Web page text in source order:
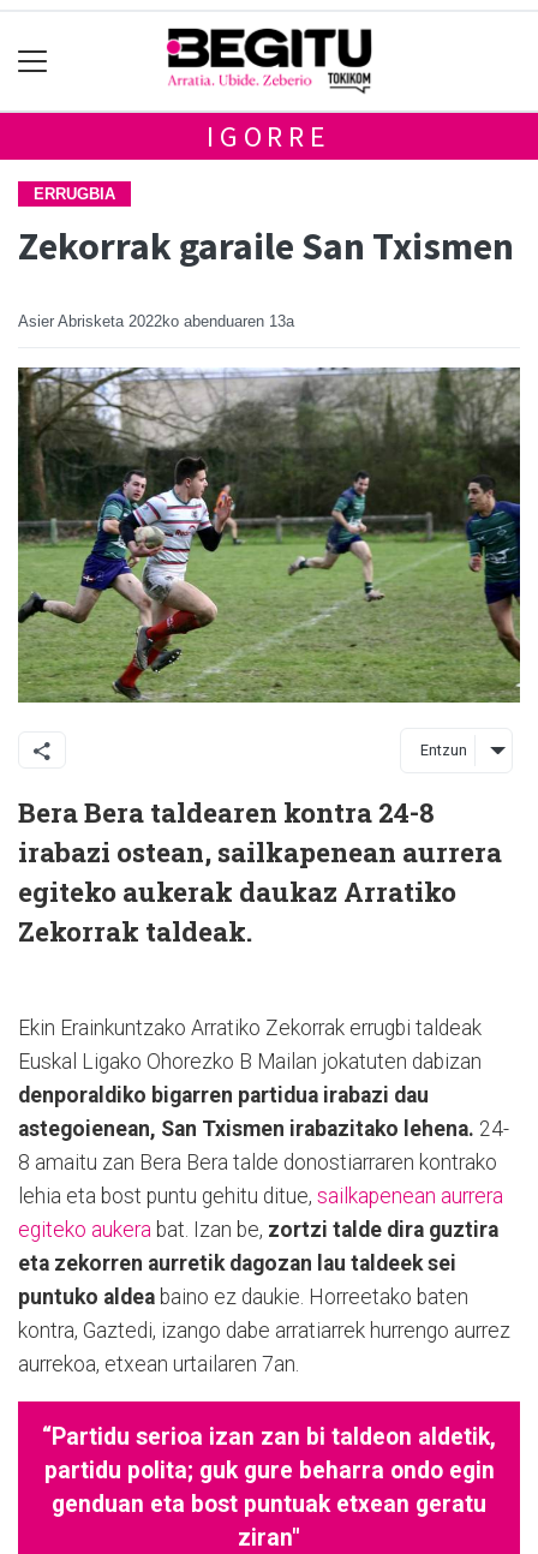
IGORRE
ERRUGBIA
Zekorrak garaile San Txismen
Asier Abrisketa 2022ko abenduaren 13a
Entzun
Bera Bera taldearen kontra 24-8
irabazi ostean, sailkapenean aurrera
egiteko aukerak daukaz Arratiko
Zekorrak taldeak.
Ekin Erainkuntzako Arratiko Zekorrak errugbi taldeak
Euskal Ligako Ohorezko B Mailan jokatuten dabizan
denporaldiko bigarren partidua irabazi dau
astegoienean, San Txismen irabazitako lehena. 24-
8 amaitu zan Bera Bera talde donostiarraren kontrako
lehia eta bost puntu gehitu ditue, sailkapenean aurrera
egiteko aukera bat. Izan be, zortzi talde dira guztira
eta zekorren aurretik dagozan lau taldeek sei
puntuko aldea baino ez daukie. Horreetako baten
kontra, Gaztedi, izango dabe arratiarrek hurrengo aurrez
aurrekoa, etxean urtailaren 7an.
“Partidu serioa izan zan bi taldeon aldetik,
partidu polita; guk gure beharra ondo egin
genduan eta bost puntuak etxean geratu
ziran"